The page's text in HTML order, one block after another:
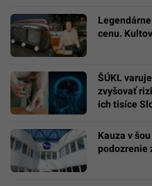
cenu.
ŠÚKL
zvyšovať
ich tisíce
Kauza v
podozrenie